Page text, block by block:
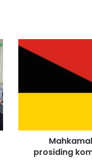
M
b
prosiding